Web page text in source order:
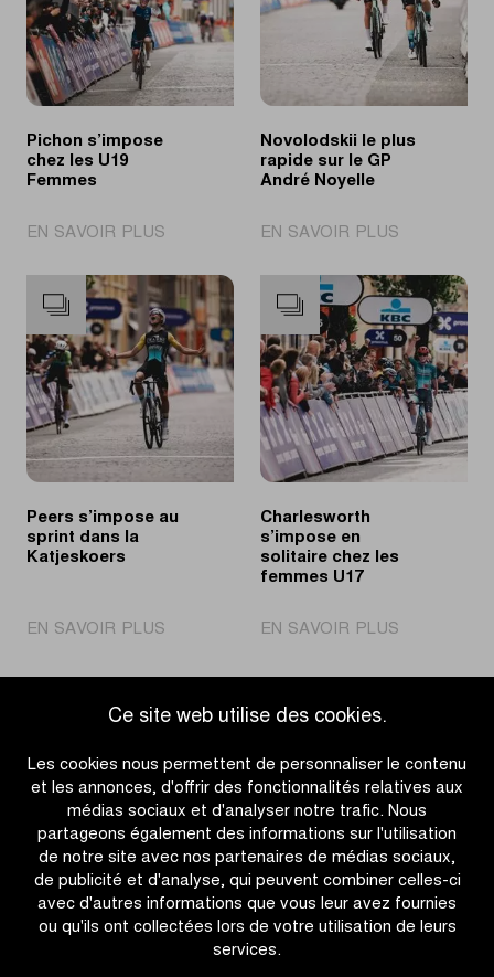
Ce site web utilise des cookies.
Les cookies nous permettent de personnaliser le contenu
et les annonces, d'offrir des fonctionnalités relatives aux
médias sociaux et d'analyser notre trafic. Nous
partageons également des informations sur l'utilisation
de notre site avec nos partenaires de médias sociaux,
de publicité et d'analyse, qui peuvent combiner celles-ci
avec d'autres informations que vous leur avez fournies
ou qu'ils ont collectées lors de votre utilisation de leurs
services.
Pichon s’impose
chez les U19
Femmes
EN SAVOIR PLUS
s’impose
chez
les
U19
Femmes
Novolodskii le plus
rapide sur le GP
André Noyelle
EN SAVOIR PLUS
le
plus
rapide
sur
le
GP
André
Noyelle
Peers s’impose au
sprint dans la
Katjeskoers
EN SAVOIR PLUS
s’impose
sprint
la
Katjeskoers
Charlesworth
s’impose en
solitaire chez les
femmes U17
EN SAVOIR PLUS
s’impose
les
femmes
U17